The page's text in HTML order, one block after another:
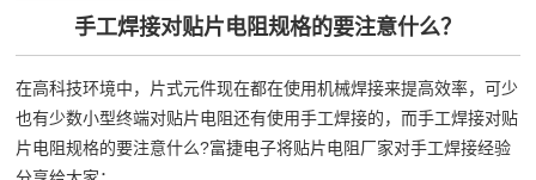
手工焊接对贴片电阻规格的要注意什么？
在高科技环境中，片式元件现在都在使用机械焊接来提高效率，可少
也有少数小型终端对贴片电阻还有使用手工焊接的，而手工焊接对贴
片电阻规格的要注意什么?富捷电子将贴片电阻厂家对手工焊接经验